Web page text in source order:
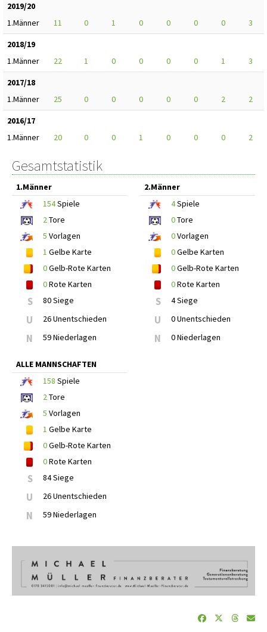
2019/20
1.Männer
11 0 1 0 0 0 0
3
2018/19
1.Männer
22 1 0 0 0 0 1
3
2017/18
1.Männer
25 0 0 0 0 0 2
2
2016/17
1.Männer
20 0 0 1 0 0 0 2
Gesamtstatistik
1.Männer
154Spiele
2Tore
5 Vorlagen
1 Gelbe Karte
0Gelb-Rote Karten
0Rote Karten
S 80 Siege
U 26 Unentschieden
N 59 Niederlagen
2.Männer
4Spiele
0Tore
0Vorlagen
0Gelbe Karten
0Gelb-Rote Karten
0Rote Karten
S 4 Siege
U 0 Unentschieden
N 0 Niederlagen
ALLE MANNSCHAFTEN
158 Spiele
2Tore
5 Vorlagen
1 Gelbe Karte
0Gelb-Rote Karten
0Rote Karten
S 84 Siege
U 26 Unentschieden
N 59 Niederlagen